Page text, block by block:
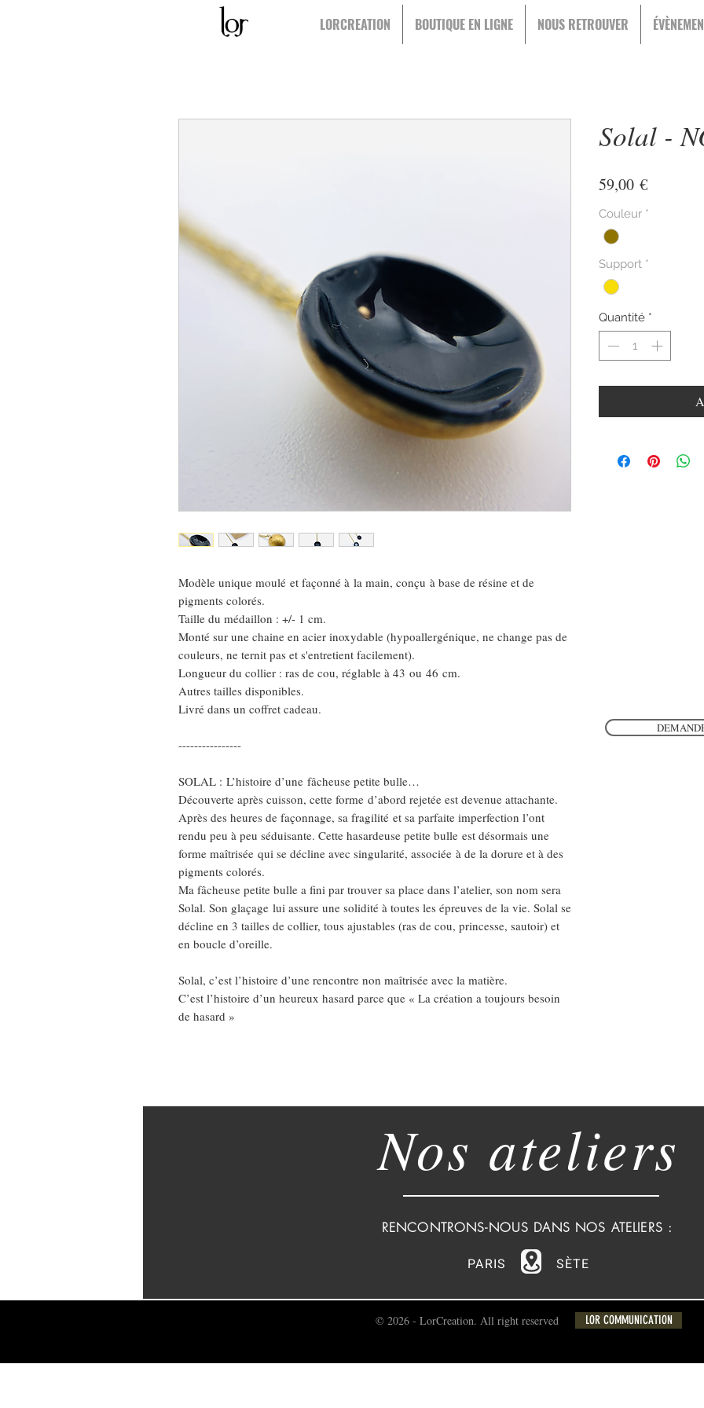
LORCREATION BOUTIQUE EN LIGNE NOUS RETROUVER
Modèle unique moulé et façonné à la main, conçu à base de résine et de
pigments colorés.
Taille du médaillon : +/- 1 cm.
Monté sur une chaine en acier inoxydable (hypoallergénique, ne change pas de
couleurs, ne ternit pas et s'entretient facilement).
Longueur du collier : ras de cou, réglable à 43 ou 46 cm.
Autres tailles disponibles.
Livré dans un coffret cadeau.
----------------
SOLAL : L’histoire d’une fâcheuse petite bulle…
Découverte après cuisson, cette forme d’abord rejetée est devenue attachante.
Après des heures de façonnage, sa fragilité et sa parfaite imperfection l’ont
rendu peu à peu séduisante. Cette hasardeuse petite bulle est désormais une
forme maîtrisée qui se décline avec singularité, associée à de la dorure et à des
pigments colorés.
Ma fâcheuse petite bulle a fini par trouver sa place dans l’atelier, son nom sera
Solal. Son glaçage lui assure une solidité à toutes les épreuves de la vie. Solal se
décline en 3 tailles de collier, tous ajustables (ras de cou, princesse, sautoir) et
en boucle d’oreille.
Solal, c’est l’histoire d’une rencontre non maîtrisée avec la matière.
C’est l’histoire d’un heureux hasard parce que « La création a toujours besoin
de hasard »
Solal -
59,00 €Prix
Couleur *
Support *
Quantité *
RENCONTRONS-NOUS DANS NOS ATELIERS :
PARIS SÈTE
Nos ateliers
© 2026 - LorCreation. All right reserved LOR COMMUNICATION